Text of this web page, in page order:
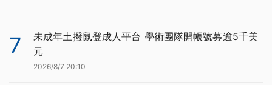
7
未成年土撥鼠登成人平台 學術團隊開帳號募逾5千美
元
2026/8/7 20:10